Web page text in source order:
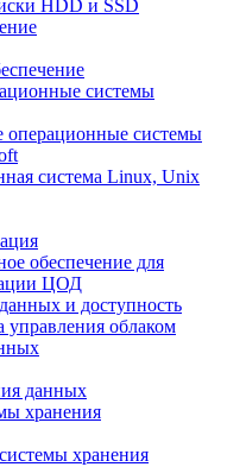
HDD и SSD
системы
операционные системы
система Linux, Unix
обеспечение для
ЦОД
и доступность
управления облаком
данных
хранения
хранения